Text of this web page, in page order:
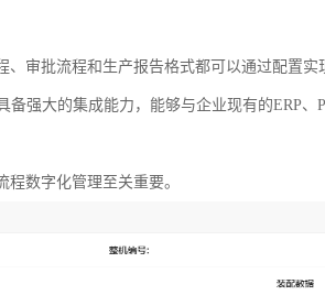
、审批流程和生产报告格式都可以通过配置实
备强大的集成能力，能够与企业现有的ERP
数字化管理至关重要。